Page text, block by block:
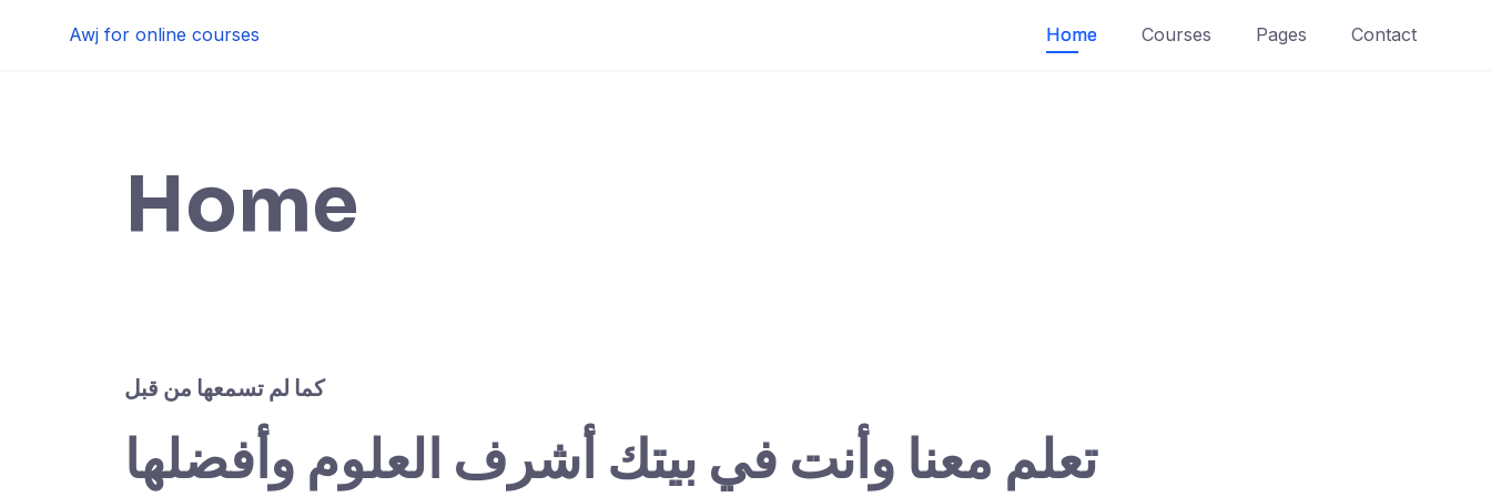
Awj for online courses Home Courses Pages Contact
Home
كما لم تسمعها من قبل
تعلم معنا وأنت في بيتك أشرف العلوم وأفضلها